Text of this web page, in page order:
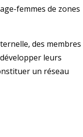
femmes de zones
des membres
leurs
un réseau